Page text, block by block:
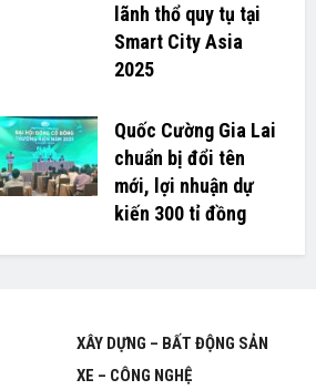
lãnh thổ quy tụ tại
Smart City Asia
2025
Quốc Cường Gia Lai
chuẩn bị đổi tên
mới, lợi nhuận dự
kiến 300 tỉ đồng
XÂY DỰNG – BẤT ĐỘNG SẢN
XE – CÔNG NGHỆ